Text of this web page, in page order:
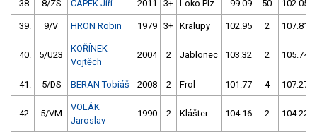
38. 8/ZS ČAPEK Jiří 2011 3+ Loko Plz 99.09 50 102.05
39. 9/V HRON Robin 1979 3+ Kralupy 102.95 2 107.81
40. 5/U23
KOŘÍNEK
Vojtěch
2004 2 Jablonec 103.32 2 105.74
41. 5/DS BERAN Tobiáš 2008 2 Frol 101.77 4 107.27
42. 5/VM
VOLÁK
Jaroslav
1990 2 Klášter. 104.16 2 104.22